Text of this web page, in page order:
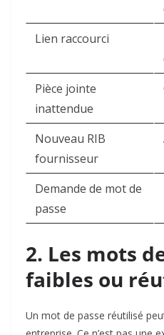
Lien raccourci
Pièce jointe
inattendue
Nouveau RIB
fournisseur
Demande de mot de
passe
2. Les mots
faibles ou
Un mot de passe réutilisé